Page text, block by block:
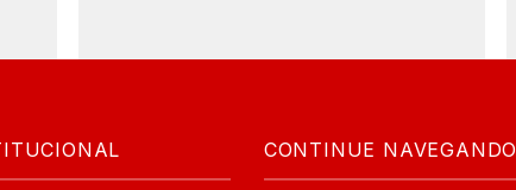
CONTINUE NAVEGANDO